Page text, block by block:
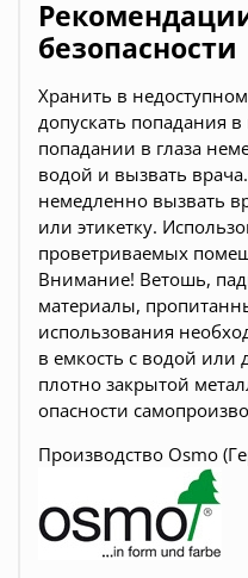
безопасности
Хранить в
допускать попадания
попадании в глаза
водой и вызвать
немедленно вызвать
или этикетку.
проветриваемых
Внимание! Ветошь,
материалы,
использования
в емкость с водой или
плотно закрытой
опасности
Производство Osmo